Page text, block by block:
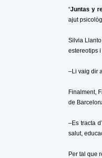
“Juntas y
ajut
Silvia
estereotips
–Li vaig dir
Finalment,
de
–Es tracta
salut,
Per tal que